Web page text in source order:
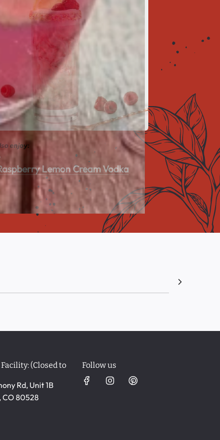
enjoy:
Lemon Cream Vodka
(Closed to
Rd, Unit 1B
CO 80528
Follow us